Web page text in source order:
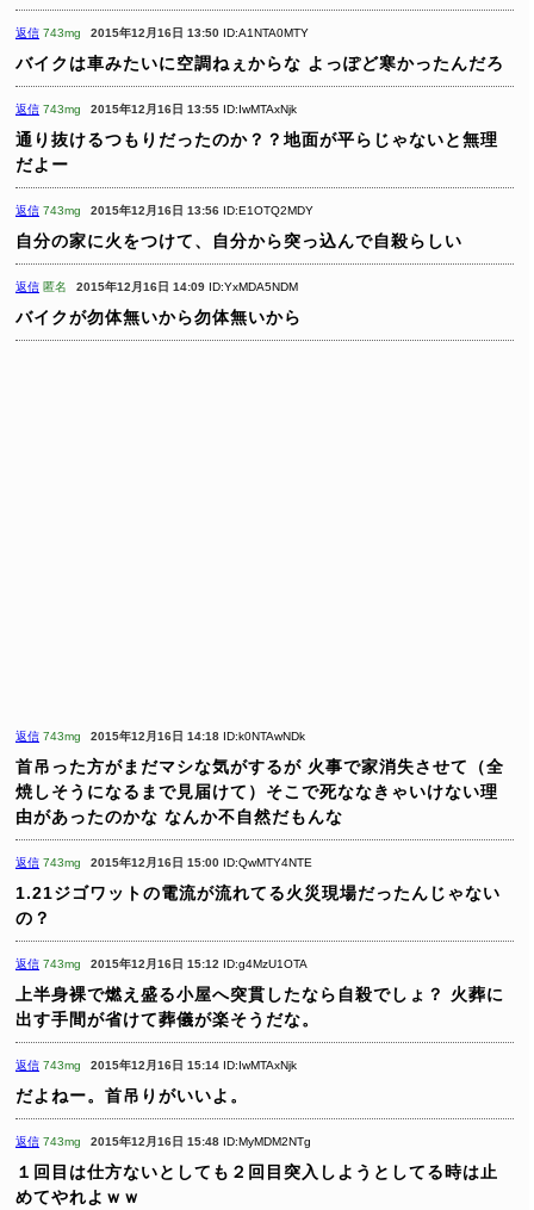
返信 743mg 2015年12月16日 13:50 ID:A1NTA0MTY
バイクは車みたいに空調ねぇからな よっぽど寒かったんだろ
返信 743mg 2015年12月16日 13:55 ID:IwMTAxNjk
通り抜けるつもりだったのか？？地面が平らじゃないと無理
だよー
返信 743mg 2015年12月16日 13:56 ID:E1OTQ2MDY
自分の家に火をつけて、自分から突っ込んで自殺らしい
返信 匿名 2015年12月16日 14:09 ID:YxMDA5NDM
バイクが勿体無いから勿体無いから
返信 743mg 2015年12月16日 14:18 ID:k0NTAwNDk
首吊った方がまだマシな気がするが 火事で家消失させて（全
焼しそうになるまで見届けて）そこで死ななきゃいけない理
由があったのかな なんか不自然だもんな
返信 743mg 2015年12月16日 15:00 ID:QwMTY4NTE
1.21ジゴワットの電流が流れてる火災現場だったんじゃない
の？
返信 743mg 2015年12月16日 15:12 ID:g4MzU1OTA
上半身裸で燃え盛る小屋へ突貫したなら自殺でしょ？
火葬に
出す手間が省けて葬儀が楽そうだな。
返信 743mg 2015年12月16日 15:14 ID:IwMTAxNjk
だよねー。首吊りがいいよ。
返信 743mg 2015年12月16日 15:48 ID:MyMDM2NTg
１回目は仕方ないとしても２回目突入しようとしてる時は止
めてやれよｗｗ